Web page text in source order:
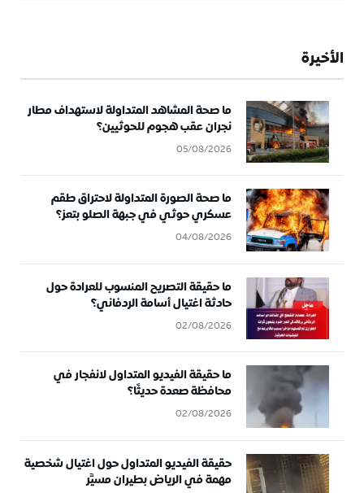
الأخيرة
ما صحة المشاهد المتداولة لاستهداف مطار
نجران عقب هجوم للحوثيين؟
05/08/2026
ما صحة الصورة المتداولة لاحتراق طقم
عسكري حوثي في جبهة الصلو بتعز؟
04/08/2026
ما حقيقة التصريح المنسوب للعرادة حول
حادثة اغتيال أسامة الردفاني؟
02/08/2026
ما حقيقة الفيديو المتداول لانفجار في
محافظة صعدة حديثًا؟
02/08/2026
حقيقة الفيديو المتداول حول اغتيال شخصية
مهمة في الرياض بطيران مسيَّر